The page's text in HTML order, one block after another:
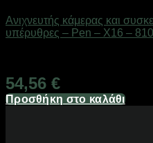
Ανιχνευτής κάμερας και
υπέρυθρες – Pen – X16 –
54,56 €
Προσθήκη στο καλάθι